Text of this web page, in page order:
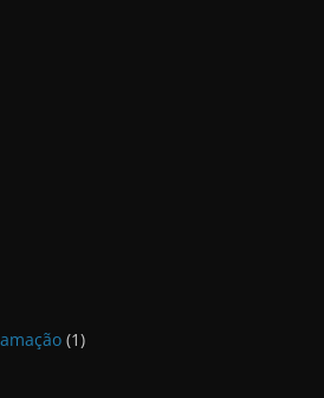
(1)